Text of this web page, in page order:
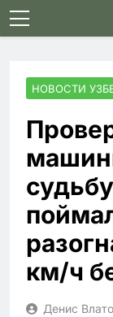
Skip
to
НОВОСТИ
км/ч
Денис